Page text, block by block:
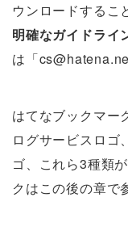
ウンロードするこ
明確なガイドライ
は「
はてなブックマー
ログサービスロゴ
ゴ、これら3種類
クはこの後の章で